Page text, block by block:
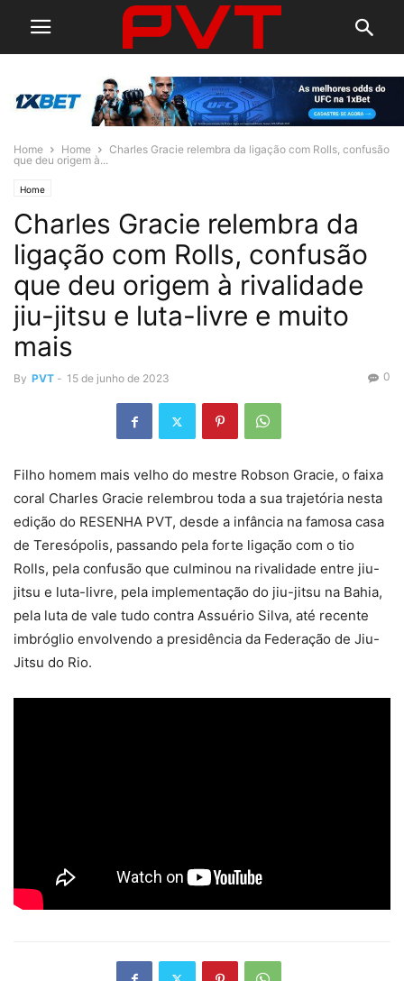
Home Home
Charles Gracie relembra da ligação com Rolls, confusão
que deu origem à...
Home
Charles Gracie relembra da
ligação com Rolls, confusão
que deu origem à rivalidade
jiu-jitsu e luta-livre e muito
mais
By PVT - 15 de junho de 2023 0
Filho homem mais velho do mestre Robson Gracie, o faixa
coral Charles Gracie relembrou toda a sua trajetória nesta
edição do RESENHA PVT, desde a infância na famosa casa
de Teresópolis, passando pela forte ligação com o tio
Rolls, pela confusão que culminou na rivalidade entre jiu-
jitsu e luta-livre, pela implementação do jiu-jitsu na Bahia,
pela luta de vale tudo contra Assuério Silva, até recente
imbróglio envolvendo a presidência da Federação de Jiu-
Jitsu do Rio.